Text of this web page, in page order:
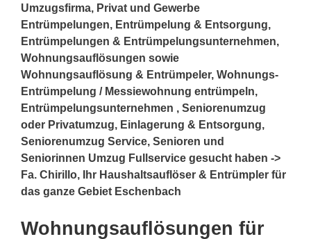
Umzugsfirma, Privat und Gewerbe
Entrümpelungen, Entrümpelung & Entsorgung,
Entrümpelungen & Entrümpelungsunternehmen,
Wohnungsauflösungen sowie
Wohnungsauflösung & Entrümpeler, Wohnungs-
Entrümpelung / Messiewohnung entrümpeln,
Entrümpelungsunternehmen , Seniorenumzug
oder Privatumzug, Einlagerung & Entsorgung,
Seniorenumzug Service, Senioren und
Seniorinnen Umzug Fullservice gesucht haben ->
Fa. Chirillo, Ihr Haushaltsauflöser & Entrümpler für
das ganze Gebiet Eschenbach
Wohnungsauflösungen für